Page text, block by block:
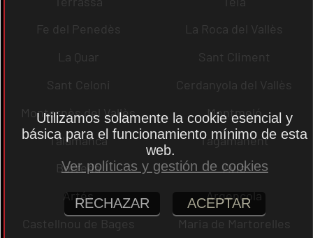
Fe del Penedès
La Roca del Vallès
La Quar
Sant Climent
Sant Celoni
Cerdanyola del Vallès
Montornès del Vallès
Montmeló
Talamanca
Tagamanent
Borredà
Avià
Artés
Argençola
Castellnou de Bages
Maria de Martorelles
Utilizamos solamente la cookie esencial y
básica para el funcionamiento mínimo de esta
web.
Ver políticas y gestión de cookies
RECHAZAR ACEPTAR